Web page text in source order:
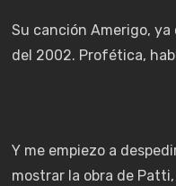
Su canción Amerigo,
del 2002. Profética,
Y me empiezo a
mostrar la obra de